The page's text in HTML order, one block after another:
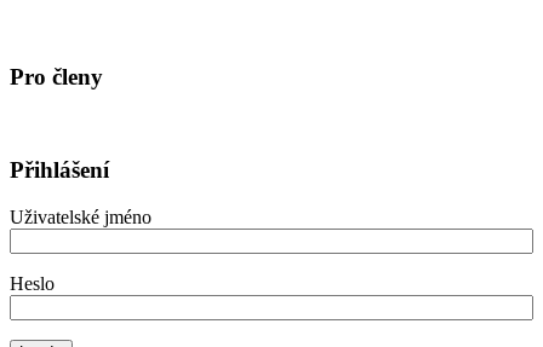
Pro členy
Přihlášení
Uživatelské jméno
Heslo